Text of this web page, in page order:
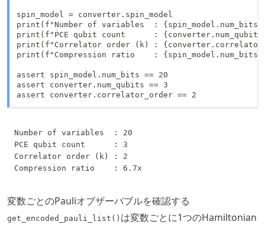
spin_model = converter.spin_model
print(f"Number of variables  :
print(f"PCE qubit count      :
print(f"Correlator order (k) :
print(f"Compression ratio    : {spin_model.num_bits
assert spin_model.num_bits == 20
assert converter.num_qubits == 3
assert converter.correlator_order == 2
Number of variables  : 20
PCE qubit count      : 3
Correlator order (k) : 2
変数ごとのPauliオブザーバブルを確認する
get_encoded_pauli_list() は変数ごとに1つのHamiltonian